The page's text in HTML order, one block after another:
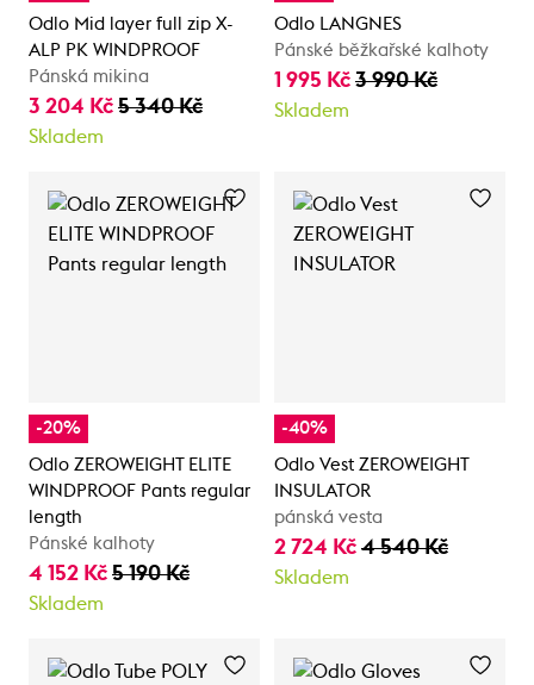
Odlo Mid layer full zip X-
ALP PK WINDPROOF
Pánská mikina
3 204 Kč 5 340 Kč
Skladem
Odlo LANGNES
Pánské běžkařské kalhoty
1 995 Kč 3 990 Kč
Skladem
-20%
Odlo ZEROWEIGHT ELITE
WINDPROOF Pants regular
length
Pánské kalhoty
4 152 Kč 5 190 Kč
Skladem
-40%
Odlo Vest ZEROWEIGHT
INSULATOR
pánská vesta
2 724 Kč 4 540 Kč
Skladem